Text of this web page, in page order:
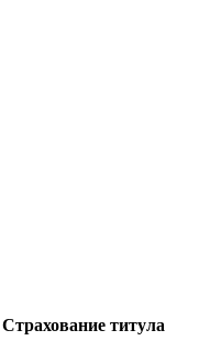
Страхование титула